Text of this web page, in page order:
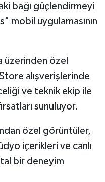
bağı güçlendirmeyi
mobil uygulamasının
üzerinden özel
alışverişlerinde
ve teknik ekip ile
sunuluyor.
özel görüntüler,
içerikleri ve canlı
bir deneyim